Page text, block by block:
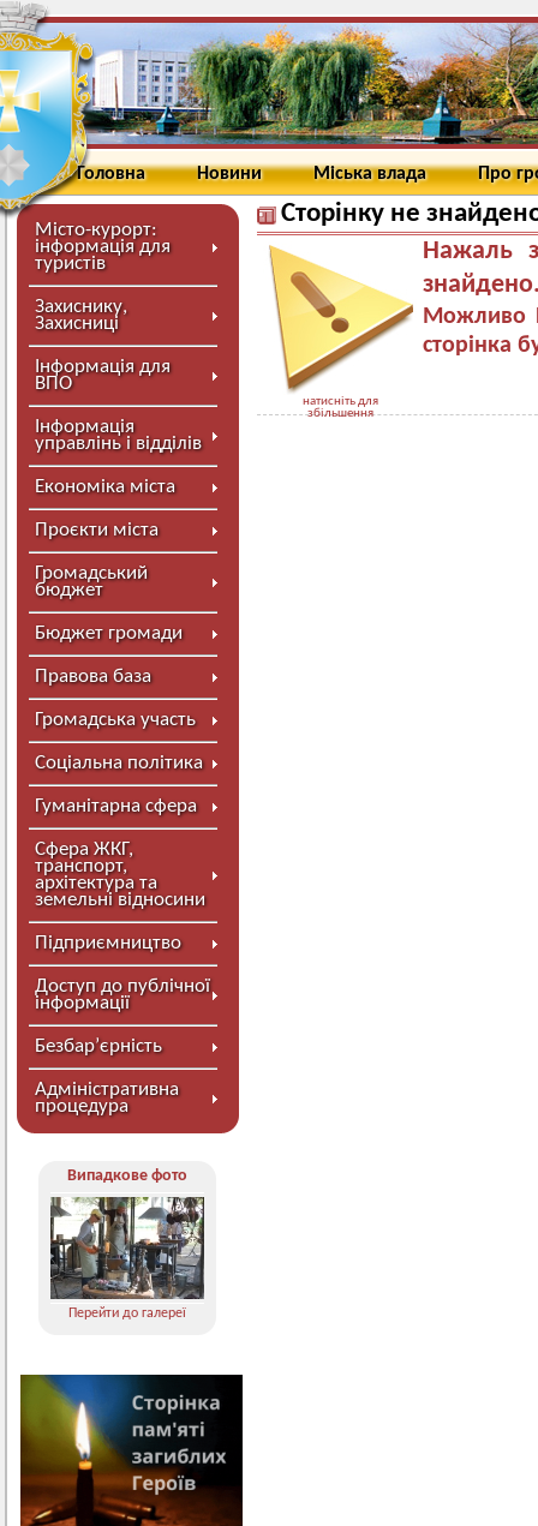
Головна Новини Міська влада Про
Місто-курорт:
інформація для
туристів
Захиснику,
Захисниці
Інформація для
ВПО
Інформація
управлінь і відділів
Економіка міста
Проєкти міста
Громадський
бюджет
Бюджет громади
Правова база
Громадська участь
Соціальна політика
Гуманітарна сфера
Сфера ЖКГ,
транспорт,
архітектура та
земельні відносини
Підприємництво
Доступ до публічної
інформації
Безбар’єрність
Адміністративна
процедура
Випадкове фото
Перейти до галереї
Сторінку не
натисніть для
збільшення
Нажаль
Можливо
сторінка